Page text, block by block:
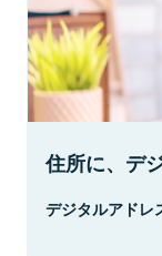
住所に、デ
デジタルアドレ